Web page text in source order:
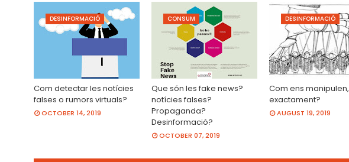
DESINFORMACIÓ
Com detectar les notícies
falses o rumors virtuals?
OCTOBER 14, 2019
CONSUM
Que són les fake news?
notícies falses?
Propaganda?
Desinformació?
OCTOBER 07, 2019
DESINFORMACIÓ
Com ens manipulen,
exactament?
AUGUST 19, 2019